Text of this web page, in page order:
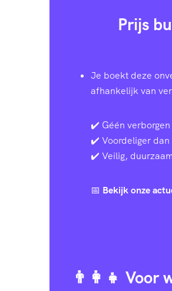
Prijs
Je boekt deze
afhankelijk van
✔️ Géén verborgen
✔️ Voordeliger
✔️ Veilig,
📅 Bekijk onze
👨‍👩‍👧 Voor